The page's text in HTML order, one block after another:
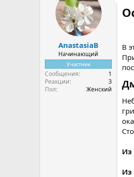
а
ч
а
л
AnastasiaB
Начинающий
Участник
Сообщения
1
Реакции
3
Пол
Женский
В
Из
Из